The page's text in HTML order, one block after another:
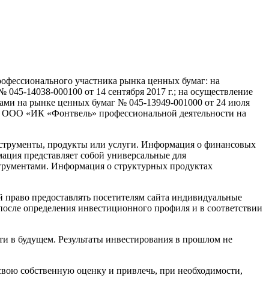
участника рынка ценных бумаг: на
№ 045-14038-000100 от 14 сентября 2017 г.; на осуществление
на рынке ценных бумаг № 045-13949-001000 от 24 июля
ООО «ИК «Фонтвель» профессиональной деятельности на
продукты или услуги. Информация о финансовых
представляет собой универсальные для
Информация о структурных продуктах
предоставлять посетителям сайта индивидуальные
определения инвестиционного профиля и в соответствии
в будущем. Результаты инвестирования в прошлом не
собственную оценку и привлечь, при необходимости,